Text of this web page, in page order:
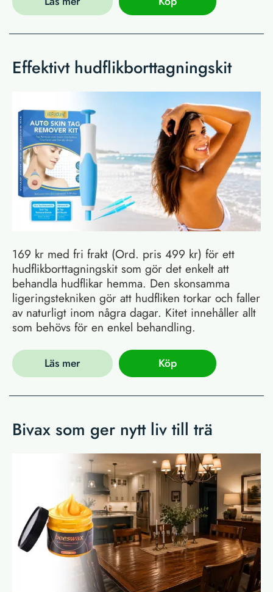
Effektivt hudflikborttagningskit
169 kr med fri frakt (Ord. pris 499 kr) för ett
hudflikborttagningskit som gör det enkelt att
behandla hudflikar hemma. Den skonsamma
ligeringstekniken gör att hudfliken torkar och faller
av naturligt inom några dagar. Kitet innehåller allt
som behövs för en enkel behandling.
Läs mer Köp
Bivax som ger nytt liv till trä